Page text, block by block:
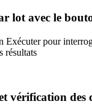
lot avec le
Exécuter pour
résultats
vérification des